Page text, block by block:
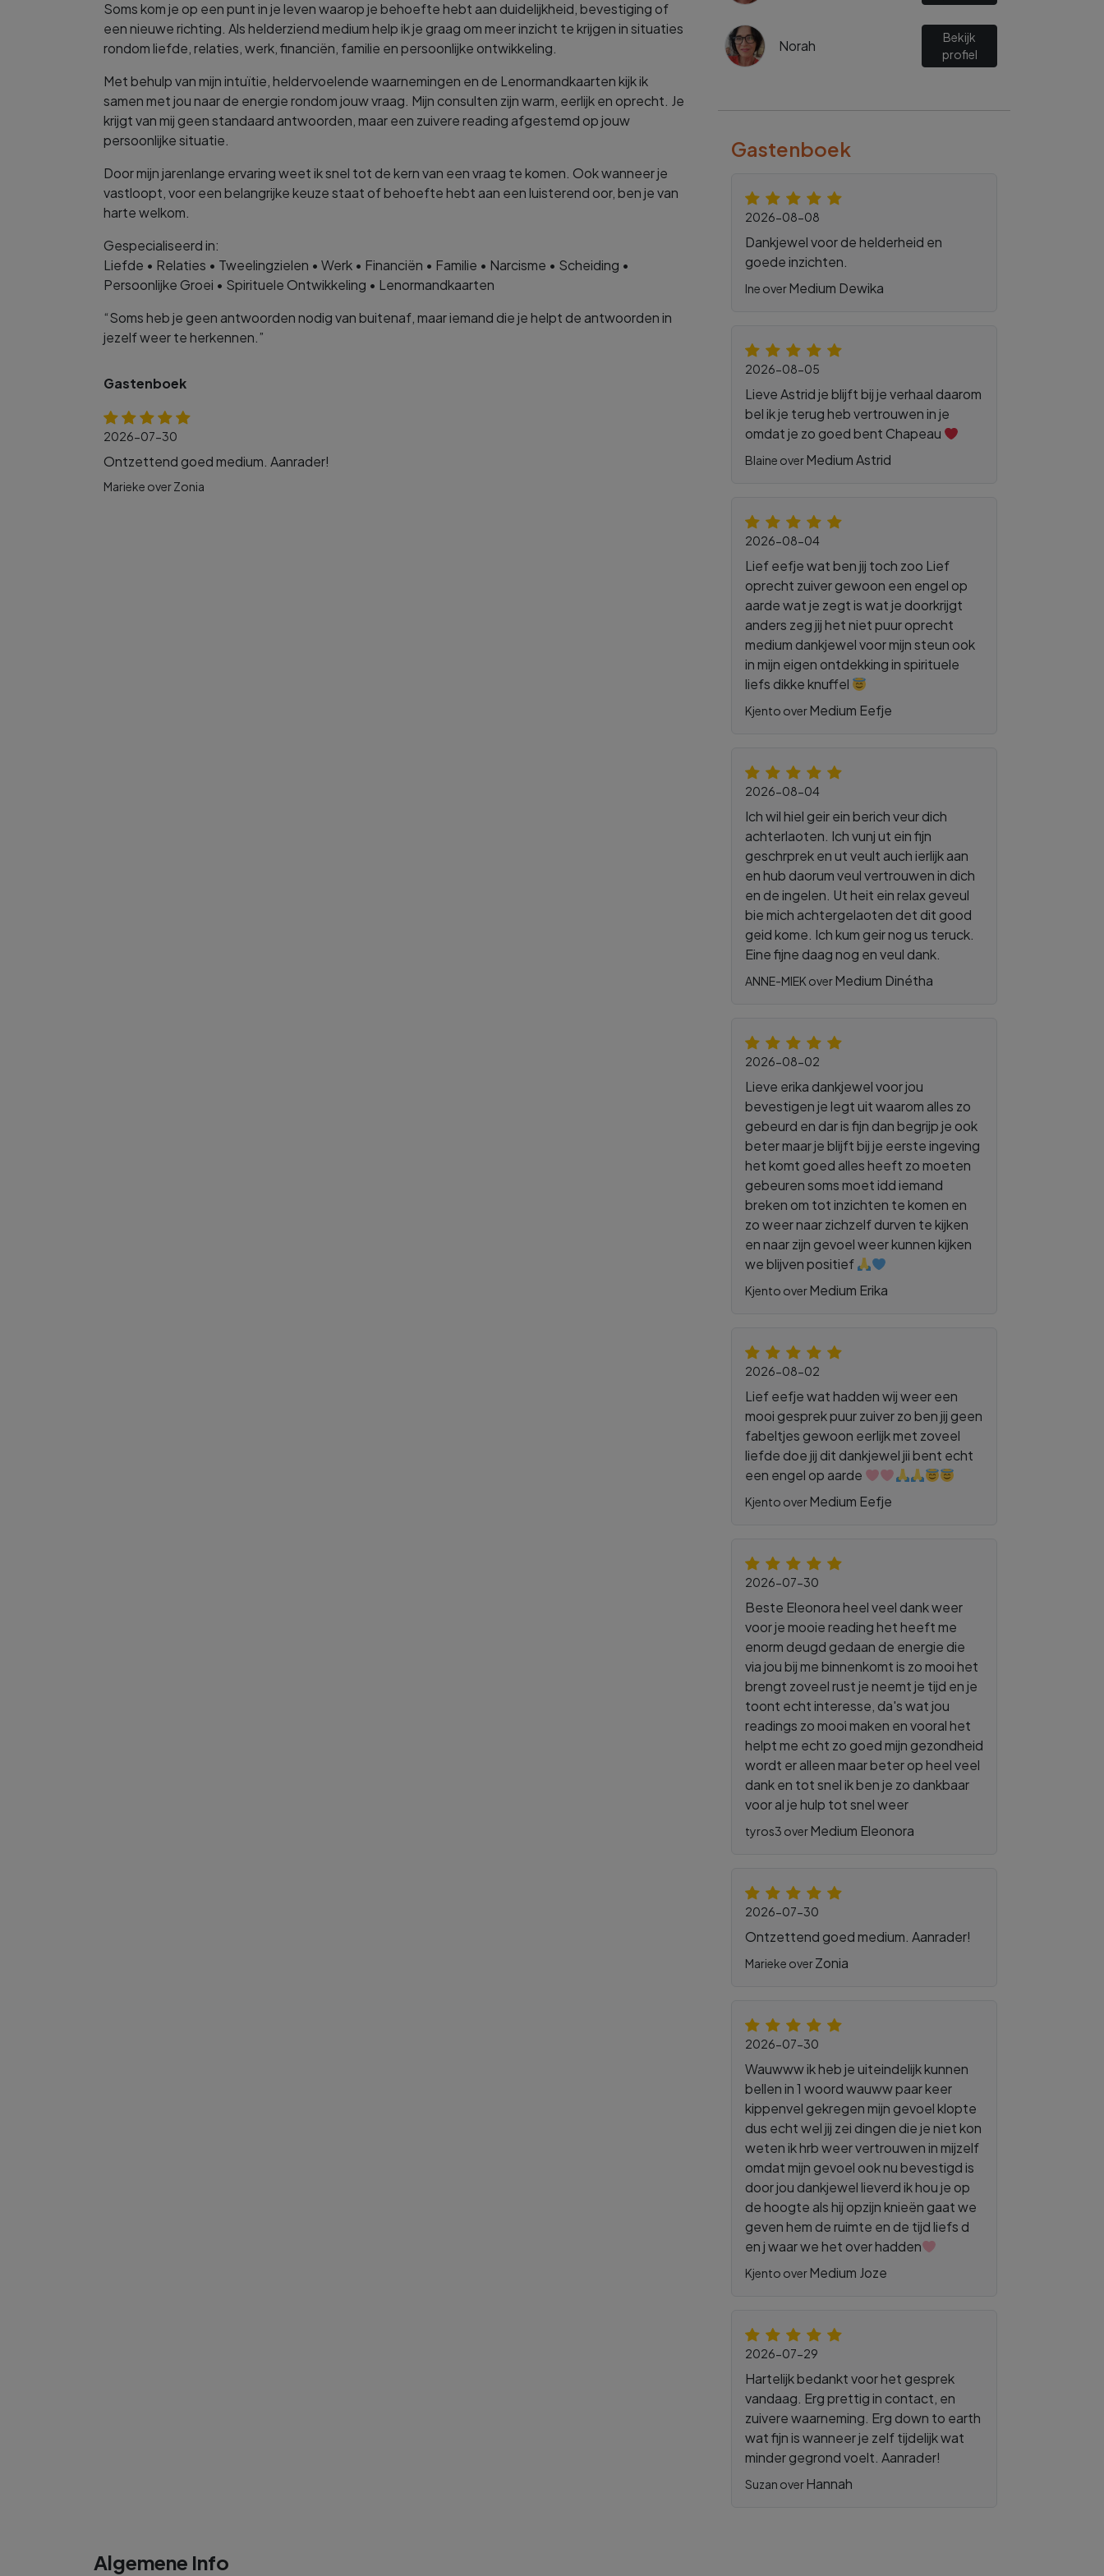
Soms kom je op een punt in je leven waarop je behoefte hebt aan duidelijkheid, bevestiging of
een nieuwe richting. Als helderziend medium help ik je graag om meer inzicht te krijgen in situaties
rondom liefde, relaties, werk, financiën, familie en persoonlijke ontwikkeling.
Met behulp van mijn intuïtie, heldervoelende waarnemingen en de Lenormandkaarten kijk ik
samen met jou naar de energie rondom jouw vraag. Mijn consulten zijn warm, eerlijk en oprecht. Je
krijgt van mij geen standaard antwoorden, maar een zuivere reading afgestemd op jouw
persoonlijke situatie.
Door mijn jarenlange ervaring weet ik snel tot de kern van een vraag te komen. Ook wanneer je
vastloopt, voor een belangrijke keuze staat of behoefte hebt aan een luisterend oor, ben je van
harte welkom.
Gespecialiseerd in:
Liefde • Relaties • Tweelingzielen • Werk • Financiën • Familie • Narcisme • Scheiding •
Persoonlijke Groei • Spirituele Ontwikkeling • Lenormandkaarten
“Soms heb je geen antwoorden nodig van buitenaf, maar iemand die je helpt de antwoorden in
jezelf weer te herkennen.”
Gastenboek
2026-07-30
Ontzettend goed medium. Aanrader!
Marieke over Zonia
Norah
Bekijk
profiel
Gastenboek
2026-08-08
Dankjewel voor de helderheid en
goede inzichten.
Ine overMedium Dewika
2026-08-05
Lieve Astrid je blijft bij je verhaal daarom
bel ik je terug heb vertrouwen in je
omdat je zo goed bent Chapeau
Blaine overMedium Astrid
2026-08-04
Lief eefje wat ben jij toch zoo Lief
oprecht zuiver gewoon een engel op
aarde wat je zegt is wat je doorkrijgt
anders zeg jij het niet puur oprecht
medium dankjewel voor mijn steun ook
in mijn eigen ontdekking in spirituele
liefs dikke knuffel
Kjento overMedium Eefje
2026-08-04
Ich wil hiel geir ein berich veur dich
achterlaoten. Ich vunj ut ein fijn
geschrprek en ut veult auch ierlijk aan
en hub daorum veul vertrouwen in dich
en de ingelen. Ut heit ein relax geveul
bie mich achtergelaoten det dit good
geid kome. Ich kum geir nog us teruck.
Eine fijne daag nog en veul dank.
ANNE-MIEK overMedium Dinétha
2026-08-02
Lieve erika dankjewel voor jou
bevestigen je legt uit waarom alles zo
gebeurd en dar is fijn dan begrijp je ook
beter maar je blijft bij je eerste ingeving
het komt goed alles heeft zo moeten
gebeuren soms moet idd iemand
breken om tot inzichten te komen en
zo weer naar zichzelf durven te kijken
en naar zijn gevoel weer kunnen kijken
we blijven positief
Kjento overMedium Erika
2026-08-02
Lief eefje wat hadden wij weer een
mooi gesprek puur zuiver zo ben jij geen
fabeltjes gewoon eerlijk met zoveel
liefde doe jij dit dankjewel jii bent echt
een engel op aarde
Kjento overMedium Eefje
2026-07-30
Beste Eleonora heel veel dank weer
voor je mooie reading het heeft me
enorm deugd gedaan de energie die
via jou bij me binnenkomt is zo mooi het
brengt zoveel rust je neemt je tijd en je
toont echt interesse, da's wat jou
readings zo mooi maken en vooral het
helpt me echt zo goed mijn gezondheid
wordt er alleen maar beter op heel veel
dank en tot snel ik ben je zo dankbaar
voor al je hulp tot snel weer
tyros3 overMedium Eleonora
2026-07-30
Ontzettend goed medium. Aanrader!
Marieke overZonia
2026-07-30
Wauwww ik heb je uiteindelijk kunnen
bellen in 1 woord wauww paar keer
kippenvel gekregen mijn gevoel klopte
dus echt wel jij zei dingen die je niet kon
weten ik hrb weer vertrouwen in mijzelf
omdat mijn gevoel ook nu bevestigd is
door jou dankjewel lieverd ik hou je op
de hoogte als hij opzijn knieën gaat we
geven hem de ruimte en de tijd liefs d
en j waar we het over hadden
Kjento overMedium Joze
2026-07-29
Hartelijk bedankt voor het gesprek
vandaag. Erg prettig in contact, en
zuivere waarneming. Erg down to earth
wat fijn is wanneer je zelf tijdelijk wat
minder gegrond voelt. Aanrader!
Suzan overHannah
Algemene Info